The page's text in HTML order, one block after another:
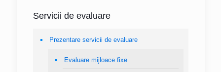
Servicii de evaluare
Prezentare servicii de evaluare
Evaluare mijloace fixe